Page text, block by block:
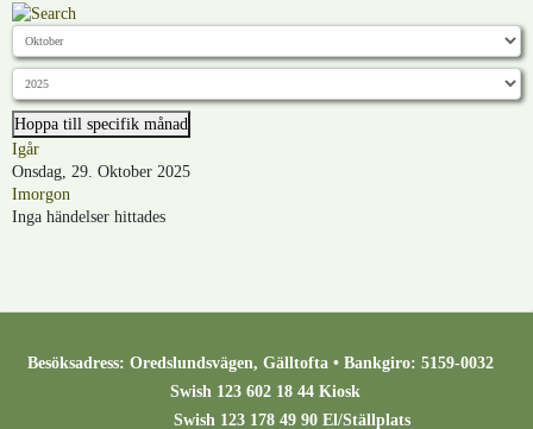
Hoppa till specifik månad
Igår
Onsdag, 29. Oktober 2025
Imorgon
Inga händelser hittades
Besöksadress: Oredslundsvägen, Gälltofta • Bankgiro: 5159-0032
Swish 123 602 18 44 Kiosk
Swish 123 178 49 90 El/Ställplats